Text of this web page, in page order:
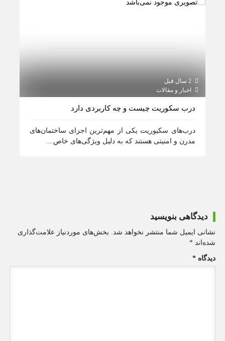
2 سال قبل
اخبار و مقالات
درب سکوریت چیست و چه کاربردی دارد
درب‌های سکیوریت یکی از مهم‌ترین اجزای ساختمان‌های
مدرن و امنیتی هستند که به دلیل ویژگی‌های خاص...
دیدگاهی بنویسید
نشانی ایمیل شما منتشر نخواهد شد. بخش‌های موردنیاز علامت‌گذاری
شده‌اند*
دیدگاه*